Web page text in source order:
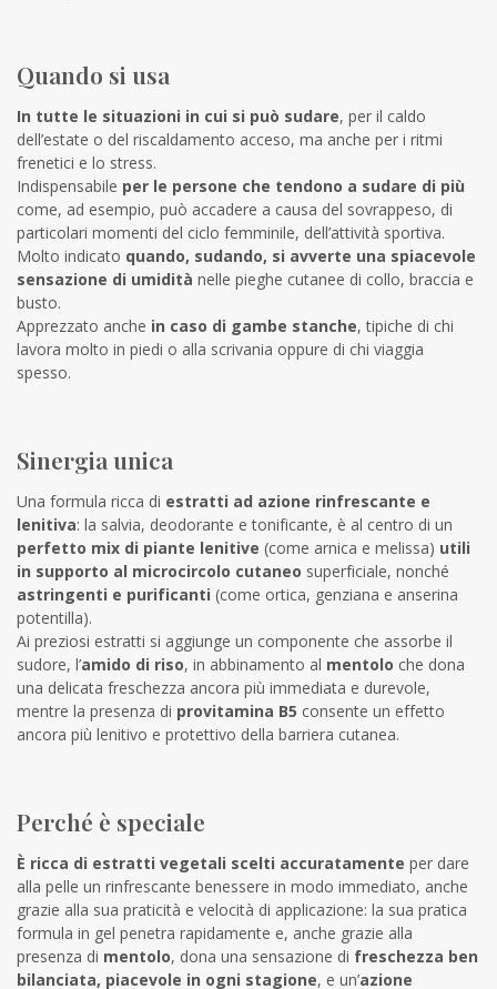
Quando si usa
In tutte le situazioni in cui si può sudare, per il caldo
dell’estate o del riscaldamento acceso, ma anche per i ritmi
frenetici e lo stress.
Indispensabile per le persone che tendono a sudare di più
come, ad esempio, può accadere a causa del sovrappeso, di
particolari momenti del ciclo femminile, dell’attività sportiva.
Molto indicato quando, sudando, si avverte una spiacevole
sensazione di umidità nelle pieghe cutanee di collo, braccia e
busto.
Apprezzato anche in caso di gambe stanche, tipiche di chi
lavora molto in piedi o alla scrivania oppure di chi viaggia
spesso.
Sinergia unica
Una formula ricca di estratti ad azione rinfrescante e
lenitiva: la salvia, deodorante e tonificante, è al centro di un
perfetto mix di piante lenitive (come arnica e melissa) utili
in supporto al microcircolo cutaneo superficiale, nonché
astringenti e purificanti (come ortica, genziana e anserina
potentilla).
Ai preziosi estratti si aggiunge un componente che assorbe il
sudore, l’amido di riso, in abbinamento al mentolo che dona
una delicata freschezza ancora più immediata e durevole,
mentre la presenza di provitamina B5 consente un effetto
ancora più lenitivo e protettivo della barriera cutanea.
Perché è speciale
È ricca di estratti vegetali scelti accuratamente per dare
alla pelle un rinfrescante benessere in modo immediato, anche
grazie alla sua praticità e velocità di applicazione: la sua pratica
formula in gel penetra rapidamente e, anche grazie alla
presenza di mentolo, dona una sensazione di freschezza ben
bilanciata, piacevole in ogni stagione, e un’azione